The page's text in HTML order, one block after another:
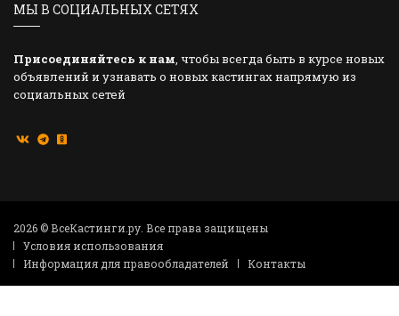
МЫ В СОЦИАЛЬНЫХ СЕТЯХ
Присоединяйтесь к нам, чтобы всегда быть в курсе новых
объявлений и узнавать о новых кастингах напрямую из
социальных сетей
2026 © ВсеКастинги.ру. Все права защищены
Условия использования
Информация для правообладателей
Контакты